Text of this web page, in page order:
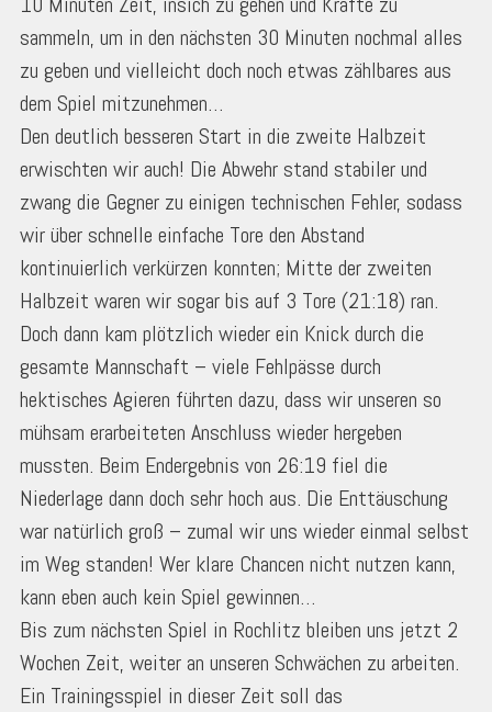
sammeln, um in den nächsten 30 Minuten nochmal alles
zu geben und vielleicht doch noch etwas zählbares aus
dem Spiel mitzunehmen…
Den deutlich besseren Start in die zweite Halbzeit
erwischten wir auch! Die Abwehr stand stabiler und
zwang die Gegner zu einigen technischen Fehler, sodass
wir über schnelle einfache Tore den Abstand
kontinuierlich verkürzen konnten; Mitte der zweiten
Halbzeit waren wir sogar bis auf 3 Tore (21:18) ran.
Doch dann kam plötzlich wieder ein Knick durch die
gesamte Mannschaft – viele Fehlpässe durch
hektisches Agieren führten dazu, dass wir unseren so
mühsam erarbeiteten Anschluss wieder hergeben
mussten. Beim Endergebnis von 26:19 fiel die
Niederlage dann doch sehr hoch aus. Die Enttäuschung
war natürlich groß – zumal wir uns wieder einmal selbst
im Weg standen! Wer klare Chancen nicht nutzen kann,
kann eben auch kein Spiel gewinnen…
Bis zum nächsten Spiel in Rochlitz bleiben uns jetzt 2
Wochen Zeit, weiter an unseren Schwächen zu arbeiten.
Ein Trainingsspiel in dieser Zeit soll das